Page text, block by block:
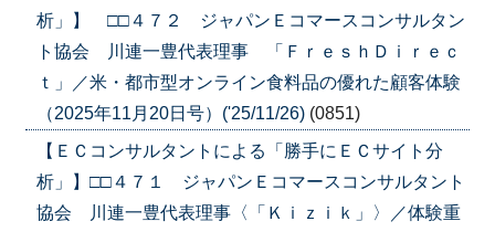
析」】 □□４７２ ジャパンＥコマースコンサルタン
ト協会 川連一豊代表理事 「ＦｒｅｓｈＤｉｒｅｃ
ｔ」／米・都市型オンライン食料品の優れた顧客体験
（2025年11月20日号）('25/11/26) (0851)
【ＥＣコンサルタントによる「勝手にＥＣサイト分
析」】□□４７１ ジャパンＥコマースコンサルタント
協会 川連一豊代表理事〈「Ｋｉｚｉｋ」〉／体験重